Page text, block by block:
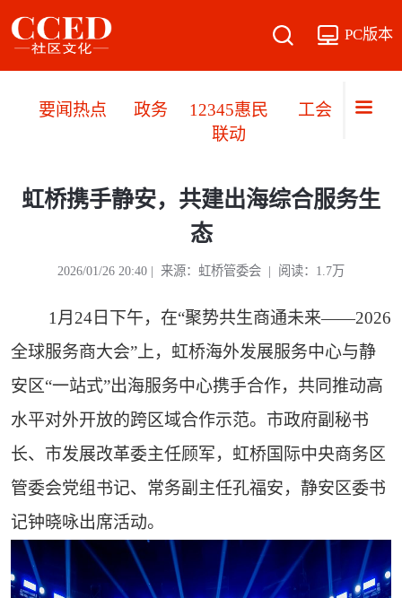
PC版本
要闻热点 政务
12345惠民
联动
工会职工
虹桥携手静安，共建出海综合服务生
态
2026/01/26 20:40 | 来源：虹桥管委会 | 阅读：1.7万
1月24日下午，在“聚势共生商通未来——2026
全球服务商大会”上，虹桥海外发展服务中心与静
安区“一站式”出海服务中心携手合作，共同推动高
水平对外开放的跨区域合作示范。市政府副秘书
长、市发展改革委主任顾军，虹桥国际中央商务区
管委会党组书记、常务副主任孔福安，静安区委书
记钟晓咏出席活动。